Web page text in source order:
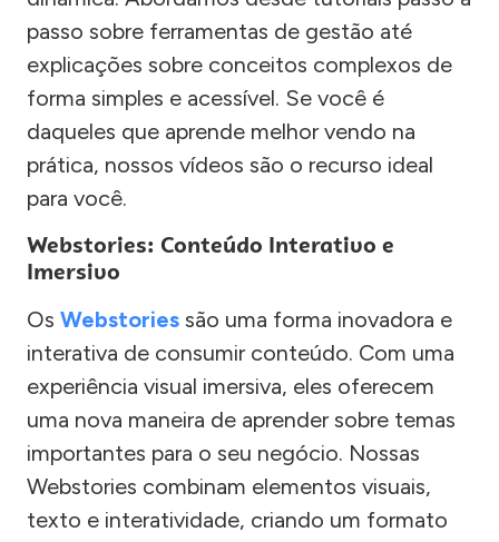
passo sobre ferramentas de gestão até
explicações sobre conceitos complexos de
forma simples e acessível. Se você é
daqueles que aprende melhor vendo na
prática, nossos vídeos são o recurso ideal
para você.
Webstories: Conteúdo Interativo e
Imersivo
Os Webstories são uma forma inovadora e
interativa de consumir conteúdo. Com uma
experiência visual imersiva, eles oferecem
uma nova maneira de aprender sobre temas
importantes para o seu negócio. Nossas
Webstories combinam elementos visuais,
texto e interatividade, criando um formato